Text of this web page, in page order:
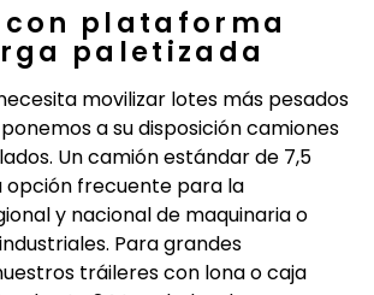
con plataforma
paletizada
movilizar lotes más pesados
a su disposición camiones
Un camión estándar de 7,5
opción frecuente para la
y nacional de maquinaria o
Para grandes
tráileres con lona o caja